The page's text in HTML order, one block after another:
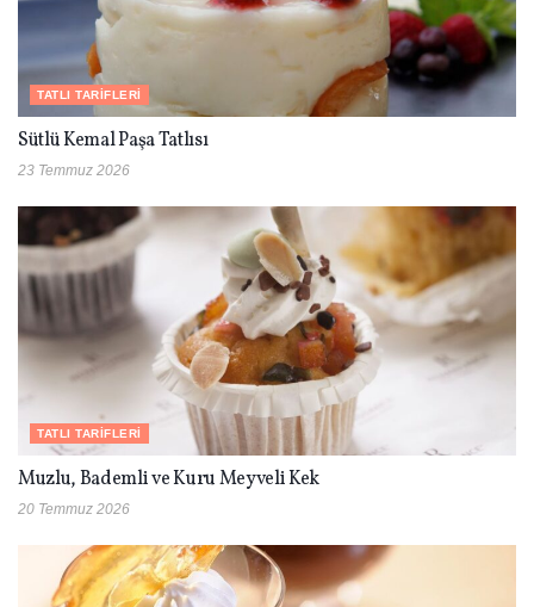
TATLI TARIFLERI
Sütlü Kemal Paşa Tatlısı
23 Temmuz 2026
TATLI TARIFLERI
Muzlu, Bademli ve Kuru Meyveli Kek
20 Temmuz 2026